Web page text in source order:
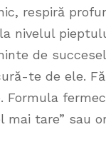
respiră
nivelul
de
te de ele.
Formula
mai tare” sau